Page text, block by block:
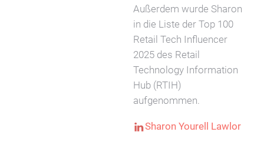
Außerdem wurde Sharon
in die Liste der Top 100
Retail Tech Influencer
2025 des Retail
Technology Information
Hub (RTIH)
aufgenommen.
Sharon Yourell Lawlor